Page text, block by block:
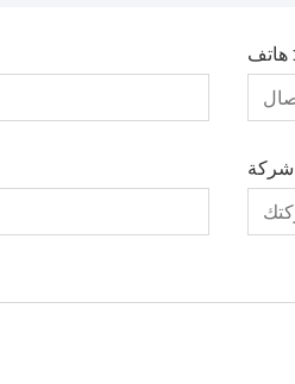
هاتف :